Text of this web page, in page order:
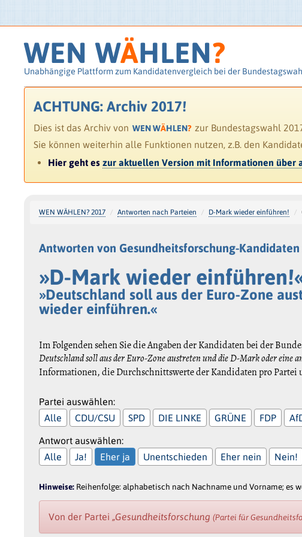
WEN WÄHLEN?
Unabhängige Plattform zum Kandidatenvergleich bei der
ACHTUNG: Archiv 2017!
Dies ist das Archiv von WEN WÄHLEN? zur Bundestagswahl
Sie können weiterhin alle Funktionen nutzen, z.B. den
Hier geht eszur aktuellen Version mit Informationen über
WEN WÄHLEN? 2017 Antworten nach Parteien D-Mark wieder einführen!
Antworten von Gesundheitsforschung-
»D-Mark wieder
»Deutschland soll aus der Euro-Zone
wieder einführen.«
Im Folgenden sehen Sie die Angaben der Kandidaten bei der
Deutschland soll aus der Euro-Zone austreten und die D-Mark oder eine
Informationen, die Durchschnittswerte der Kandidaten pro
Partei auswählen:
Alle
CDU/CSU SPD DIE LINKE GRÜNE FDP
Antwort auswählen:
Alle
Ja! Eher ja Unentschieden Eher nein Nein!
Hinweise: Reihenfolge: alphabetisch nach Nachname und Vorname; es
Von der Partei „Gesundheitsforschung(Partei für